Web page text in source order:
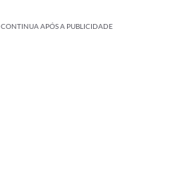
CONTINUA APÓS A PUBLICIDADE